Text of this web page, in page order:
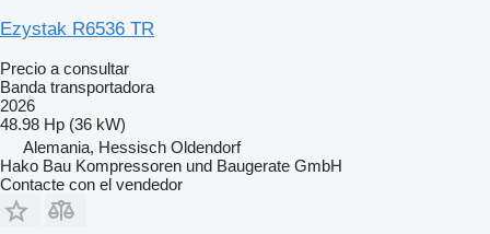
Ezystak R6536 TR
Precio a consultar
Banda transportadora
2026
48.98 Hp (36 kW)
Alemania, Hessisch Oldendorf
Hako Bau Kompressoren und Baugerate GmbH
Contacte con el vendedor